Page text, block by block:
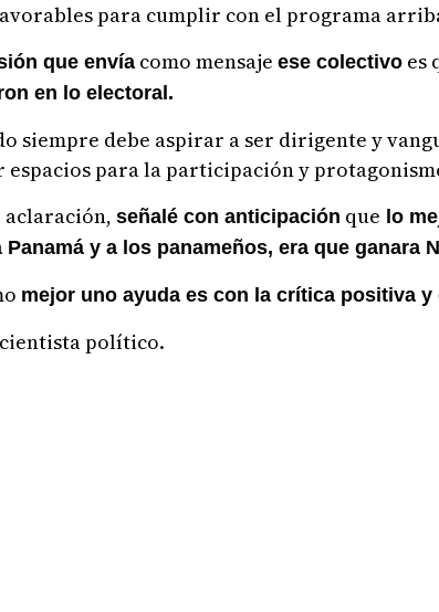
para cumplir con el programa
que envíacomo mensaje ese colectivoes
en lo electoral.
siempre debe aspirar a ser dirigente y
para la participación y
aclaración, señalé con anticipación que lo
Panamá y a los panameños, era que ganara
mejor uno ayuda es con la crítica positiva
político.